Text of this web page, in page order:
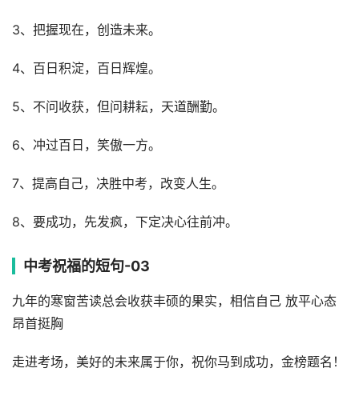
3、把握现在，创造未来。
4、百日积淀，百日辉煌。
5、不问收获，但问耕耘，天道酬勤。
6、冲过百日，笑傲一方。
7、提高自己，决胜中考，改变人生。
8、要成功，先发疯，下定决心往前冲。
中考祝福的短句-03
九年的寒窗苦读总会收获丰硕的果实，相信自己 放平心态
昂首挺胸
走进考场，美好的未来属于你，祝你马到成功，金榜题名！